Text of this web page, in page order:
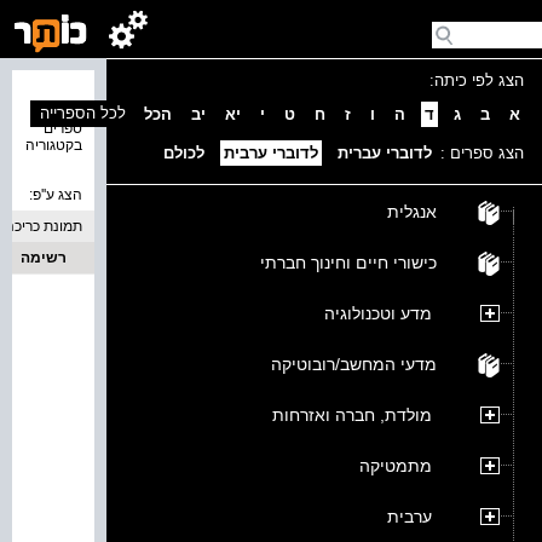
הצג לפי כיתה:
א
ב ג ד ה ו ז ח ט י יא יב הכל
הצג ספרים : לדוברי עברית לדוברי ערבית לכולם
אנגלית
כישורי חיים וחינוך חברתי
מדע וטכנולוגיה
מדעי המחשב/רובוטיקה
מולדת, חברה ואזרחות
מתמטיקה
ערבית
ספרים
בקטגוריה
לכל הספרייה
הצג ע''פ:
תמונת כריכה
רשימה